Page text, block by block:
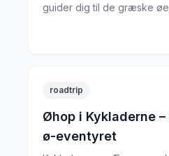
guider dig til de græske
minder om, hvad
roadtrip
Øhop i Kykladerne
ø-eventyret